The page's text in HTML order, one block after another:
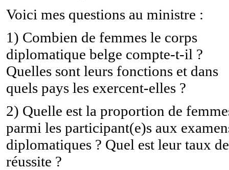
Voici mes questions au ministre :
1) Combien de femmes le corps
diplomatique belge compte-t-il ?
Quelles sont leurs fonctions et dans
quels pays les exercent-elles ?
2) Quelle est la proportion de
parmi les participant(e)s aux
diplomatiques ? Quel est leur taux de
réussite ?